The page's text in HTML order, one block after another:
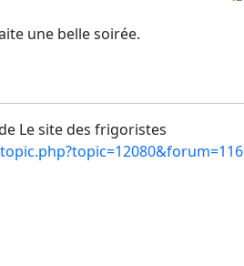
une belle soirée.
Le site des frigoristes